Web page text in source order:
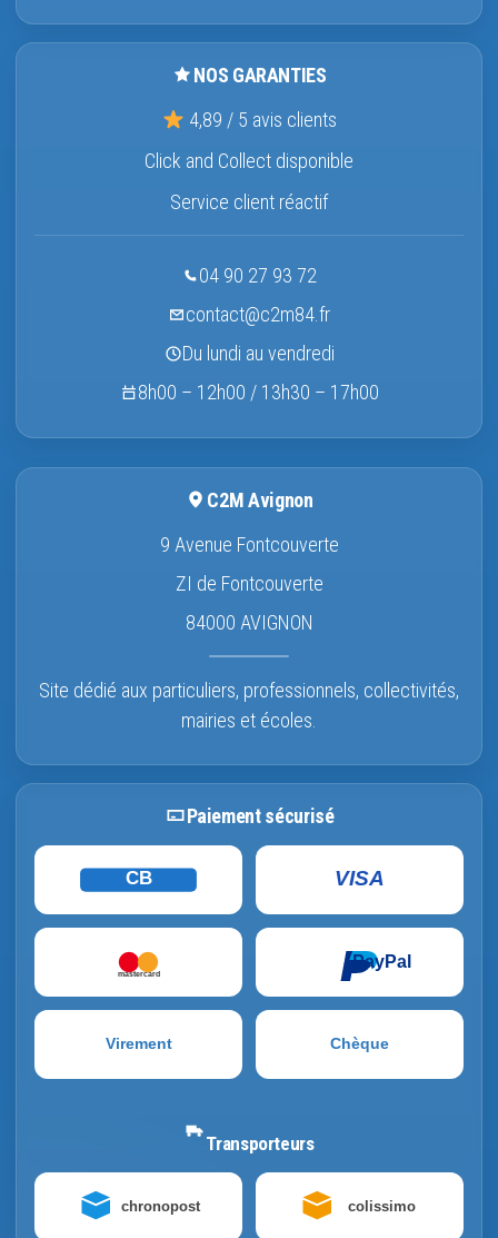
NOS GARANTIES
4,89 / 5 avis clients
Click and Collect disponible
Service client réactif
04 90 27 93 72
contact@c2m84.fr
Du lundi au vendredi
8h00 – 12h00 / 13h30 – 17h00
C2M Avignon
9 Avenue Fontcouverte
ZI de Fontcouverte
84000 AVIGNON
Site dédié aux particuliers, professionnels, collectivités,
mairies et écoles.
Paiement sécurisé
CB VISA
mastercard
PayPal
Virement Chèque
Transporteurs
chronopost colissimo